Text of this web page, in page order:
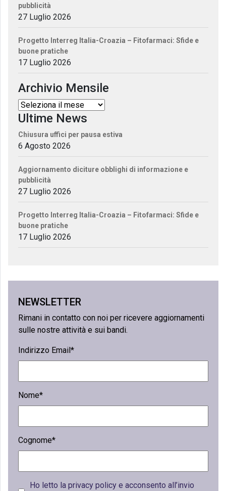
pubblicità
27 Luglio 2026
Progetto Interreg Italia-Croazia – Fitofarmaci: Sfide e
buone pratiche
17 Luglio 2026
Archivio Mensile
Ultime News
Chiusura uffici per pausa estiva
6 Agosto 2026
Aggiornamento diciture obblighi di informazione e
pubblicità
27 Luglio 2026
Progetto Interreg Italia-Croazia – Fitofarmaci: Sfide e
buone pratiche
17 Luglio 2026
NEWSLETTER
Rimani in contatto con noi per ricevere aggiornamenti
sulle nostre attività e sui bandi.
Indirizzo Email*
Nome*
Cognome*
Ho letto la privacy policy e acconsento all’invio